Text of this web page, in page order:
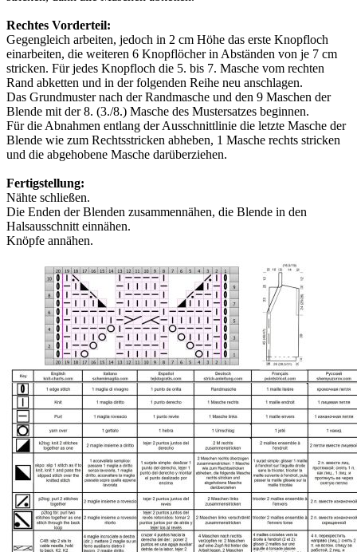
Rechtes Vorderteil:
Gegengleich arbeiten, jedoch in 2 cm Höhe das erste Knopfloch
einarbeiten, die weiteren 6 Knopflöcher in Abständen von je 7 cm
stricken. Für jedes Knopfloch die 5. bis 7. Masche vom rechten
Rand abketten und in der folgenden Reihe neu anschlagen.
Das Grundmuster nach der Randmasche und den 9 Maschen der
Blende mit der 8. (3./8.) Masche des Mustersatzes beginnen.
Für die Abnahmen entlang der Ausschnittlinie die letzte Masche der
Blende wie zum Rechtsstricken abheben, 1 Masche rechts stricken
und die abgehobene Masche darüberziehen.
Fertigstellung:
Nähte schließen.
Die Enden der Blenden zusammennähen, die Blende in den
Halsausschnitt einnähen.
Knöpfe annähen.